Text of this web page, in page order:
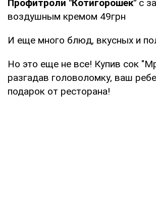
Профитроли "Котигорошек" с
воздушным кремом 49грн
И еще много блюд, вкусных и
Но это еще не все! Купив сок
разгадав головоломку, ваш
подарок от ресторана!